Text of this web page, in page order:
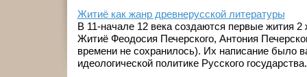
Житиё как жанр древнерусской литературы
В 11-начале 12 века создаются первые жития 2
Житиё Феодосия Печерского, Антония
времени не сохранилось). Их написание было
идеологической политике Русского